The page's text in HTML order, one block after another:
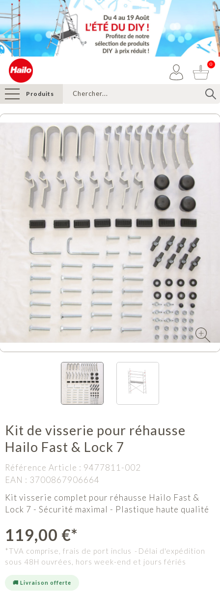
Produits
0
Kit de visserie pour réhausse
Hailo Fast & Lock 7
Référence Article : 9477811-002
EAN : 3700867906664
Kit visserie complet pour réhausse Hailo Fast &
Lock 7 - Sécurité maximal - Plastique haute qualité
119,00 €*
*TVA comprise, frais de port inclus
Délai d'expédition
sous 48H ouvrées, hors week-end et jours fériés
🚚 Livraison offerte